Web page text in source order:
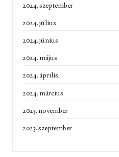
2024. szeptember
2024. július
2024. június
2024. május
2024. április
2024. március
2023. november
2023. szeptember